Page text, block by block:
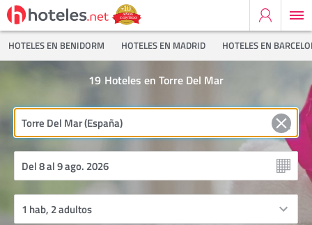
HOTELES EN BENIDORM HOTELES EN MADRID HOTELES EN
Hoteles en Torre Del Mar
19